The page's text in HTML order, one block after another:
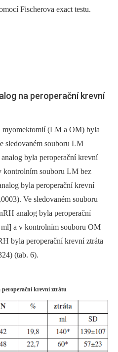
Fischerova exact testu.
na peroperační krevní
myomektomií (LM a OM) byla
sledovaném souboru LM
byla peroperační krevní
kontrolním souboru LM bez
byla peroperační krevní
Ve sledovaném souboru
analog byla peroperační
a v kontrolním souboru OM
byla peroperační krevní ztráta
(tab. 6).
peroperační krevní ztrátu